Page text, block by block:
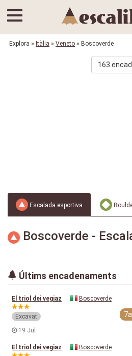
Explora » Itàlia » Veneto » Boscoverde
163
Escalada esportiva
Boscoverde -
Últims encadenaments
El triol dei vegiaz
Excavat
19 Jul
Boscoverde
El triol dei vegiaz Boscoverde